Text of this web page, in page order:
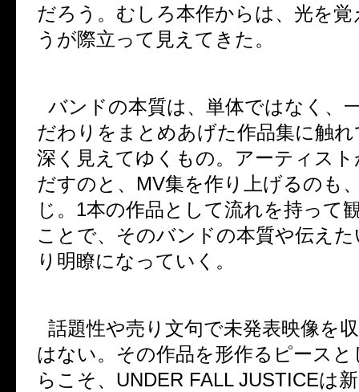
だろう。むしろ本作からは、光を
うが際立って見えてきた。
バンドの本質は、単体ではなく、
だわりをまとめあげた作品集に触
深く見えてゆくもの。アーティス
だすのと、 MV集を作り上げるのも
じ。 1本の作品として流れを持って
ことで、そのバンドの本質や伝え
り明瞭になっていく。
話題性や売り文句で未発表映像を
はない。その作品を形作るピース
らこそ、 UNDER FALL JUSTICEは